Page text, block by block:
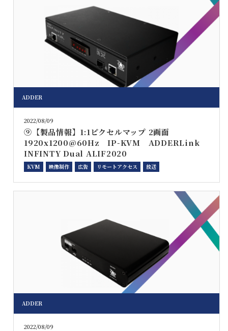
ADDER
2022/08/09
⑨【製品情報】1:1ピクセルマップ 2画面
1920x1200@60Hz IP-KVM ADDERLink
INFINTY Dual ALIF2020
KVM 映像制作 広告 リモートアクセス 放送
ADDER
2022/08/09